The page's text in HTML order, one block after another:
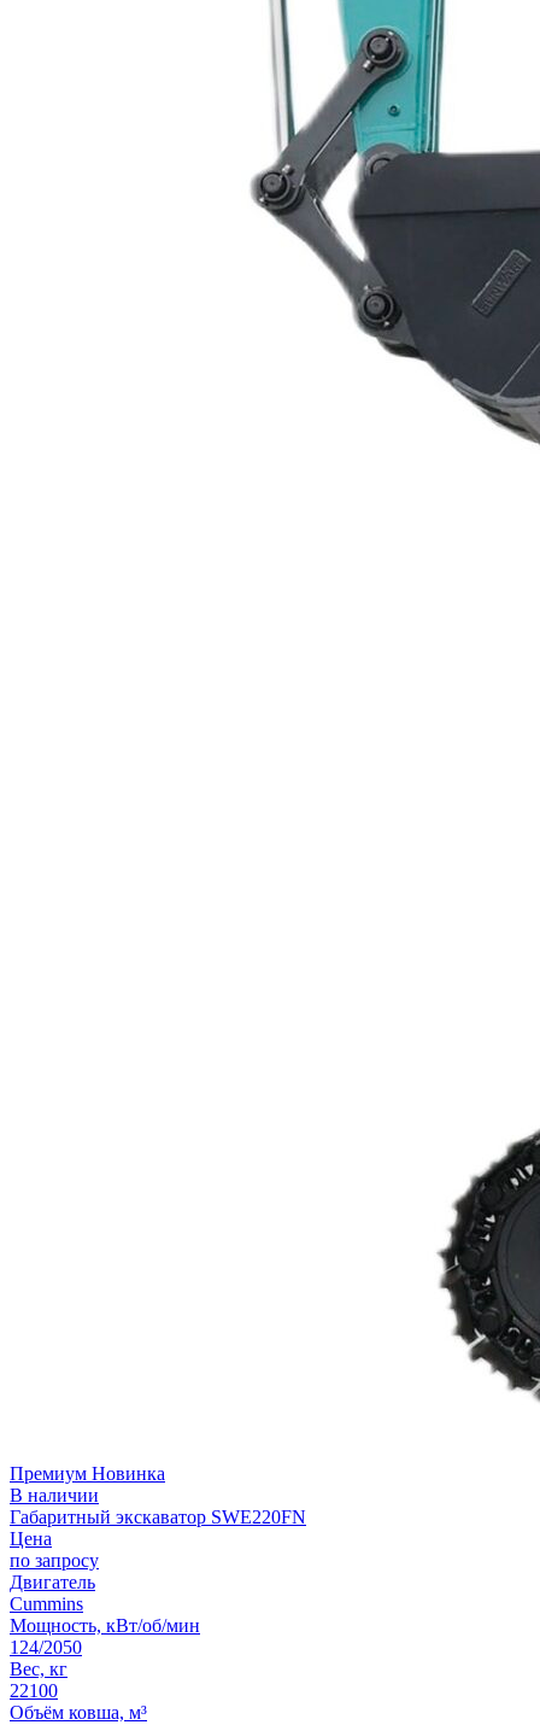
Премиум Новинка
В наличии
Габаритный экскаватор SWE220FN
Цена
по запросу
Двигатель
Cummins
Мощность, кВт/об/мин
124/2050
Вес, кг
22100
Объём ковша, м³